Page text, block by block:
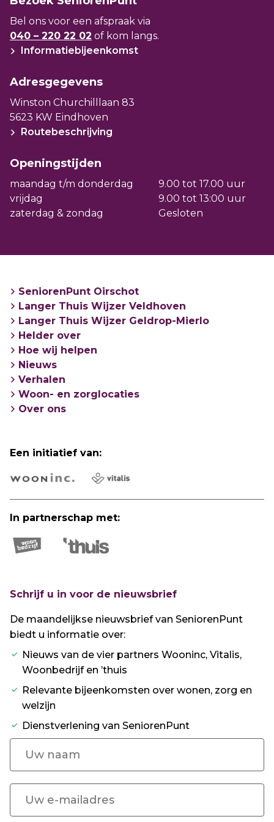
SeniorenPunt in Oirschot is een initiatief
van Wooninc. en Joris Zorg. Ook andere
zorg- en welzijnsorganisaties uit de regio
Oirschot. Wij werken samen met WIJzer
Oirschot. Bij hen kunt u bijvoorbeeld
terecht voor vragen over WMO-
voorzieningen, mantelzorg, vervoer en
vrijwilligerswerk. Ook werken we samen
met Amaliazorg, zij zijn gespecialiseerd in
belevingsgericht groepswonen voor
mensen met dementie.
Bel ons voor een afspraak via
040 – 220 22 02 of kom langs.
Informatiebijeenkomst
Adresgegevens
Winston Churchilllaan 83
5623 KW Eindhoven
Routebeschrijving
Openingstijden
maandag t/m donderdag
9.00 tot 17.00 uur
vrijdag
9.00 tot 13:00 uur
zaterdag & zondag
Gesloten
SeniorenPunt Oirschot
Langer Thuis Wijzer Veldhoven
Langer Thuis Wijzer Geldrop-Mierlo
Helder over
Hoe wij helpen
Nieuws
Verhalen
Woon- en zorglocaties
Over ons
Een initiatief van:
In partnerschap met:
Schrijf u in voor de nieuwsbrief
De maandelijkse nieuwsbrief van SeniorenPunt
biedt u informatie over:
Nieuws van de vier partners Wooninc, Vitalis,
Woonbedrijf en ’thuis
Relevante bijeenkomsten over wonen, zorg en
welzijn
Dienstverlening van SeniorenPunt